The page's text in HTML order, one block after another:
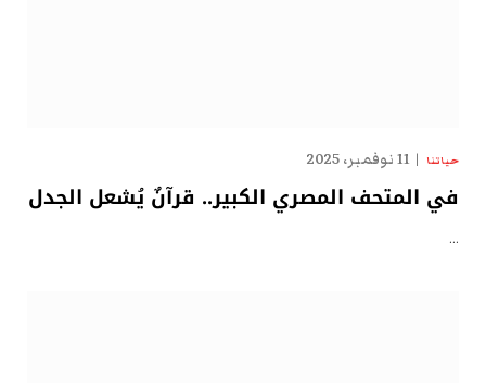
حياتنا 11 نوفمبر، 2025
في المتحف المصري الكبير.. قرآنٌ يُشعل الجدل
…